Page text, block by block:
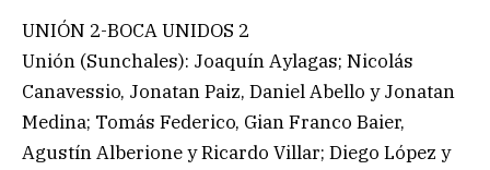
UNIÓN 2-BOCA UNIDOS 2
Unión (Sunchales): Joaquín Aylagas; Nicolás
Canavessio, Jonatan Paiz, Daniel Abello y Jonatan
Medina; Tomás Federico, Gian Franco Baier,
Agustín Alberione y Ricardo Villar; Diego López y